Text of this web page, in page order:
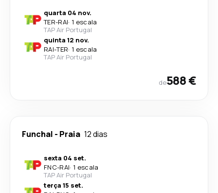
quarta 04 nov.
TER-RAI· 1 escala
TAP Air Portugal
quinta 12 nov.
RAI-TER· 1 escala
TAP Air Portugal
de588 €
Funchal - Praia 12 dias
sexta 04 set.
FNC-RAI· 1 escala
TAP Air Portugal
terça 15 set.